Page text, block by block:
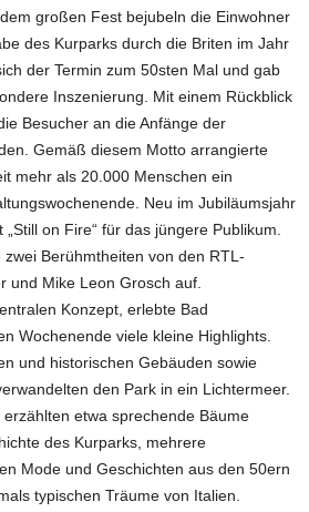
großen Fest bejubeln die Einwohner
des Kurparks durch die Briten im Jahr
der Termin zum 50sten Mal und gab
Inszenierung. Mit einem Rückblick
Besucher an die Anfänge der
Gemäß diesem Motto arrangierte
mehr als 20.000 Menschen ein
Neu im Jubiläumsjahr
on Fire“ für das jüngere Publikum.
Berühmtheiten von den RTL-
und Mike Leon Grosch auf.
Konzept, erlebte Bad
Wochenende viele kleine Highlights.
und historischen Gebäuden sowie
den Park in ein Lichtermeer.
etwa sprechende Bäume
des Kurparks, mehrere
Mode und Geschichten aus den 50ern
typischen Träume von Italien.